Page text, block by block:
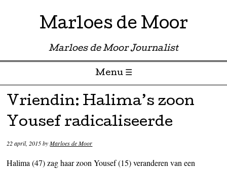
Marloes de Moor
Marloes de Moor Journalist
Menu ☰
Skip to content
Vriendin: Halima’s zoon
Yousef radicaliseerde
22 april, 2015byMarloes de Moor
Halima (47) zag haar zoon Yousef (15) veranderen van een